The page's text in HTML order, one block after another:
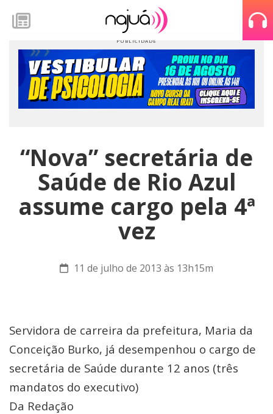
“Nova” secretária de
Saúde de Rio Azul
assume cargo pela 4ª
vez
11 de julho de 2013 às 13h15m
Servidora de carreira da prefeitura, Maria da
Conceição Burko, já desempenhou o cargo de
secretária de Saúde durante 12 anos (três
mandatos do executivo)
Da Redação